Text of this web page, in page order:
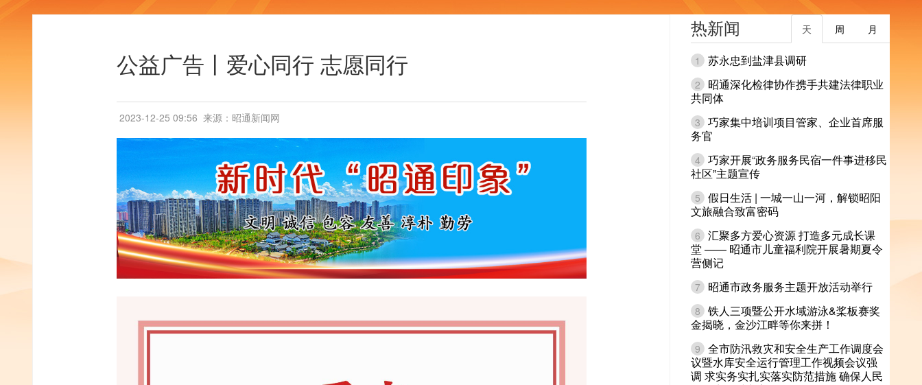
公益广告丨爱心同行 志愿同行
2023-12-25 09:56 来源：昭通新闻网
热新闻 月
周
天
1 苏永忠到盐津县调研
2
昭通深化检律协作携手共建法律职业
共同体
3 巧家集中培训项目管家、企业首席服
务官
4 巧家开展“政务服务民宿一件事进移民
社区”主题宣传
5 假日生活 | 一城一山一河，解锁昭阳
文旅融合致富密码
6 汇聚多方爱心资源 打造多元成长课
堂 —— 昭通市儿童福利院开展暑期夏令
营侧记
7 昭通市政务服务主题开放活动举行
8 铁人三项暨公开水域游泳&桨板赛奖
金揭晓，金沙江畔等你来拼！
9 全市防汛救灾和安全生产工作调度会
议暨水库安全运行管理工作视频会议强
调 求实务实扎实落实防范措施 确保人民